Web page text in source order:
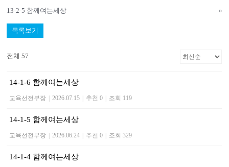
13-2-5 함께여는세상
»
목록보기
전체 57
14-1-6 함께여는세상
교육선전부장 2026.07.15 추천 0 조회 119
14-1-5 함께여는세상
교육선전부장 2026.06.24 추천 0 조회 329
14-1-4 함께여는세상